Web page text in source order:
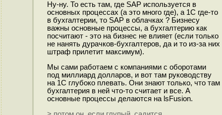
Ну-ну. То есть там, где SAP используется в
основных процессах (а это много где), а 1С где-то
в бухгалтерии, то SAP в облачках ? Бизнесу
важны основные процессы, а бухгалтерию как
посчитают - это на бизнес не влияет (если только
не нанять дурачков-бухгалтеров, да и то из-за них
штраф прилетит максимум).
Мы сами работаем с компаниями с оборотами
под миллиард долларов, и вот там руководству
на 1С глубоко плевать. Они знают только, что там
бухгалтерия в ней что-то считает и все. А
основные процессы делаются на lsFusion.